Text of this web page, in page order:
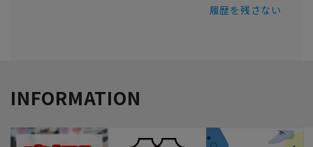
履歴を残さない
INFORMATION